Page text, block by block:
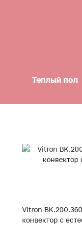
Теплый пол
Vitron
конвектор с